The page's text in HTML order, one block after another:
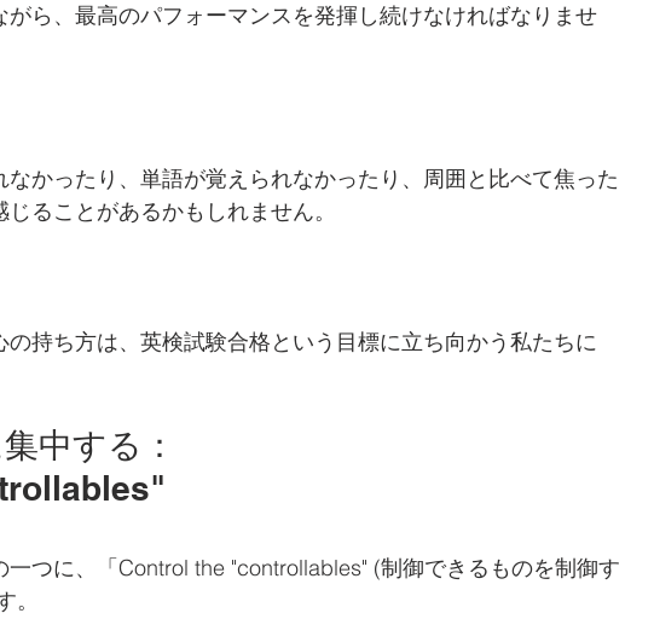
ら、最高のパフォーマンスを発揮し続けなければなりませ
かったり、単語が覚えられなかったり、周囲と比べて焦った
ることがあるかもしれません。
持ち方は、英検試験合格という目標に立ち向かう私たちに
中する：
つに、「Control the "controllables" (制御できるものを制御す